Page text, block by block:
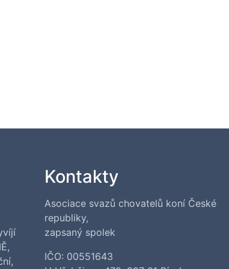
Kontakty
Asociace svazů chovatelů koní České
republiky,
zapsaný spolek
IČO: 00551643